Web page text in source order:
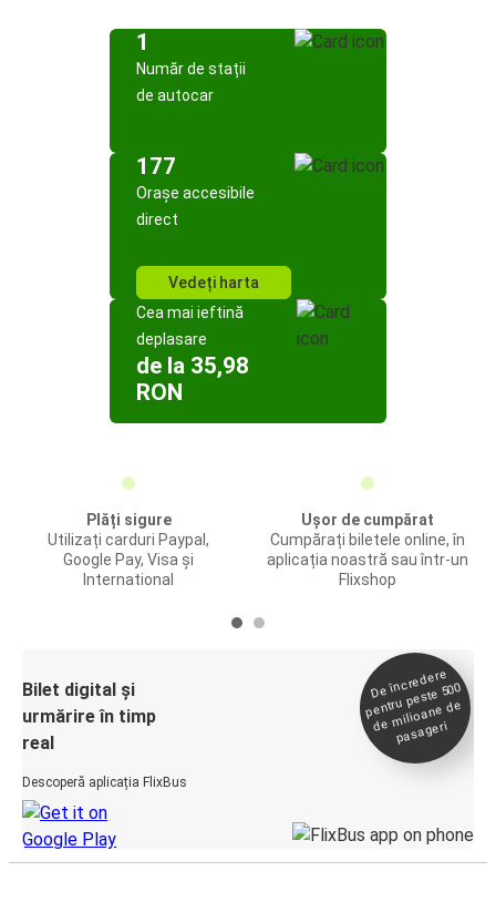
1
Număr de stații
de autocar
177
Orașe accesibile
direct
Vedeți harta
Cea mai ieftină
deplasare
de la 35,98
RON
Plăți sigure
Utilizați carduri Paypal,
Google Pay, Visa și
International
Ușor de cumpărat
Cumpărați biletele online, în
aplicația noastră sau într-un
Flixshop
Bilet digital și
urmărire în timp
real
Descoperă aplicația FlixBus
De încredere
pentru peste 500
de
milioane de
pasageri